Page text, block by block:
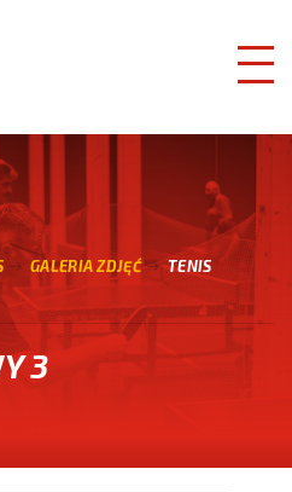
GALERIA ZDJĘĆ
TENIS
3